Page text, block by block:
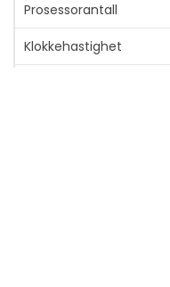
Prosessorantall
Klokkehastighet